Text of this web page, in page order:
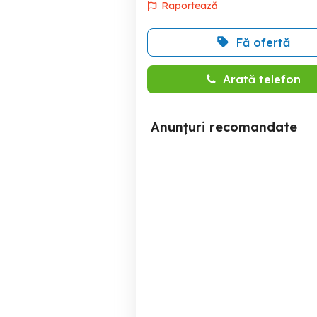
Raportează
Fă ofertă
Arată telefon
Anunțuri recomandate